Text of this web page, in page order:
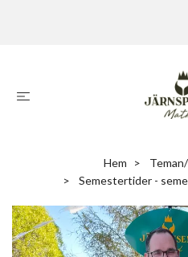
Hem
Semestertider -